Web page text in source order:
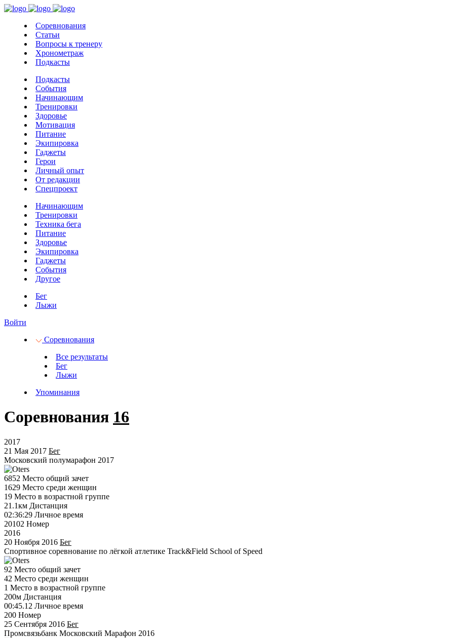
Соревнования
Статьи
Вопросы к тренеру
Хронометраж
Подкасты
Подкасты
События
Начинающим
Тренировки
Здоровье
Мотивация
Питание
Экипировка
Гаджеты
Герои
Личный опыт
От редакции
Спецпроект
Начинающим
Тренировки
Техника бега
Питание
Здоровье
Экипировка
Гаджеты
События
Другое
Бег
Лыжи
Войти
Соревнования
Все результаты
Бег
Лыжи
Упоминания
Соревнования 16
2017
21 Мая 2017 Бег
Московский полумарафон 2017
6852 Место общий зачет
1629 Место среди женщин
19 Место в возрастной группе
21.1км Дистанция
02:36:29 Личное время
20102 Номер
2016
20 Ноября 2016 Бег
Спортивное соревнование по лёгкой атлетике Track&Field School of Speed
92 Место общий зачет
42 Место среди женщин
1 Место в возрастной группе
200м Дистанция
00:45.12 Личное время
200 Номер
25 Сентября 2016 Бег
Промсвязьбанк Московский Марафон 2016